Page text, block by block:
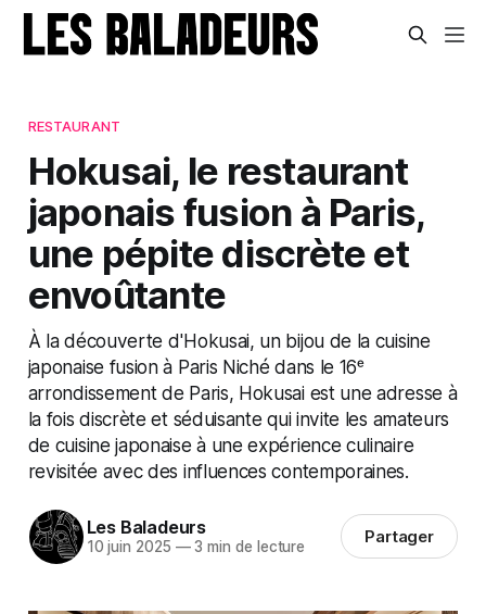
RESTAURANT
Hokusai, le restaurant
japonais fusion à Paris,
une pépite discrète et
envoûtante
À la découverte d'Hokusai, un bijou de la cuisine
japonaise fusion à Paris Niché dans le 16ᵉ
arrondissement de Paris, Hokusai est une adresse à
la fois discrète et séduisante qui invite les amateurs
de cuisine japonaise à une expérience culinaire
revisitée avec des influences contemporaines.
Les Baladeurs
10 juin 2025 —3 min de lecture Partager